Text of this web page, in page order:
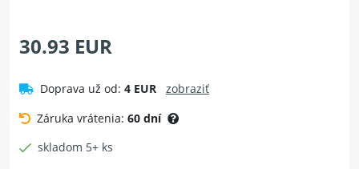
30.93 EUR
Doprava už od: 4 EUR
zobraziť
Záruka vrátenia: 60 dní
skladom 5+ ks